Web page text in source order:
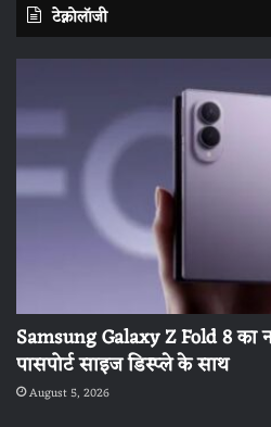
टेक्नोलॉजी
Samsung Galaxy Z Fold 8 का
पासपोर्ट साइज डिस्प्ले के साथ
August 5, 2026